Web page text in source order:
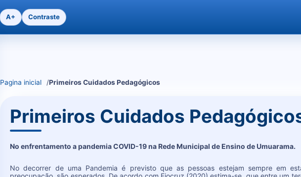
A+ Contraste
Pagina inicial Primeiros Cuidados Pedagógicos
Primeiros Cuidados
No enfrentamento a pandemia COVID-19 na Rede Municipal de Ensino de Umuarama.
No decorrer de uma Pandemia é previsto que as pessoas estejam sempre em